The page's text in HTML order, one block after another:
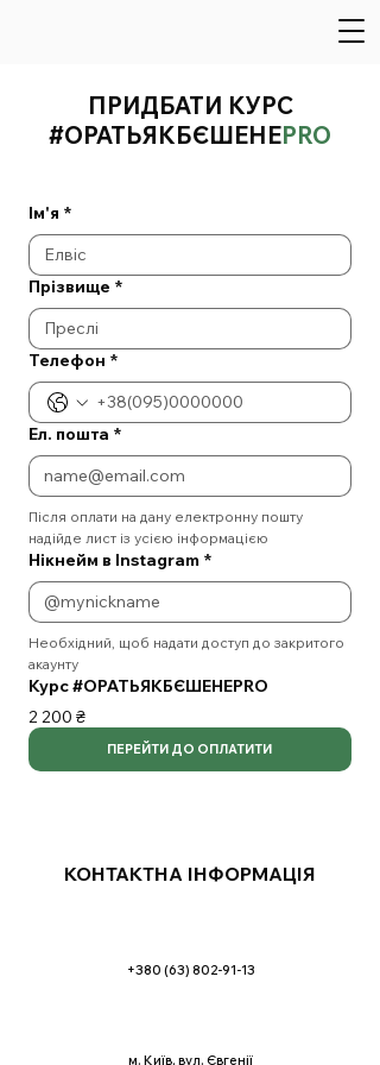
ПРИДБАТИ КУРС
#ОРАТЬЯКБЄШЕНЕPRO
Ім'я *
Прізвище *
Телефон *
Ел. пошта *
Після оплати на дану електронну пошту
надійде лист із усією інформацією
Нікнейм в Instagram *
Необхідний, щоб надати доступ до закритого
акаунту
Курс #ОРАТЬЯКБЄШЕНЕPRO
2 200 ₴
ПЕРЕЙТИ ДО ОПЛАТИТИ
КОНТАКТНА ІНФОРМАЦІЯ
+380 (63) 802-91-13
м. Київ, вул. Євгенії